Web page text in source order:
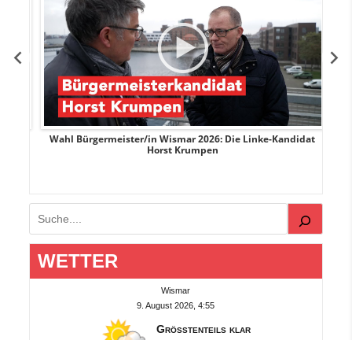
Wahl Bürgermeister/in Wismar 2026: Die Linke-Kandidat
Horst Krumpen
Suchen
WETTER
Wismar
9. August 2026, 4:55
Größtenteils klar